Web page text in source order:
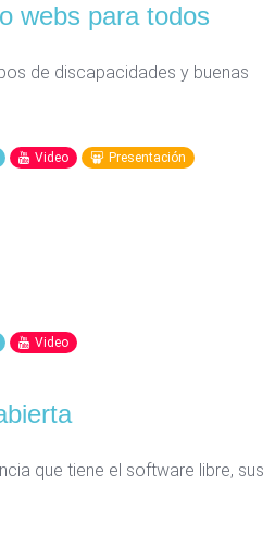
webs para todos
de discapacidades y buenas
Video Presentación
Video
que tiene el software libre, sus